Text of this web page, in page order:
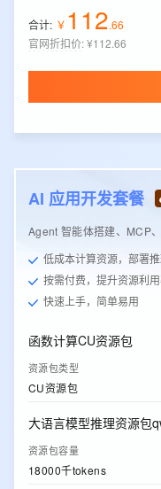
合计: ￥ 112.66
官网折扣价:¥112.66
AI 应用开发套餐
Agent 智能体搭建、MCP
低成本计算资源，部署
按需付费，提升资源利
快速上手，简单易用
函数计算CU资源包
资源包类型
CU资源包
大语言模型推理资源包
资源包容量
18000千tokens